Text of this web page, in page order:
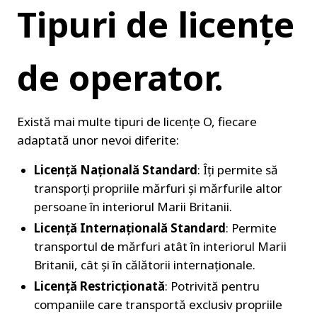
Tipuri de licențe
de operator.
Există mai multe tipuri de licențe O, fiecare
adaptată unor nevoi diferite:
Licență Națională Standard: Îți permite să
transporți propriile mărfuri și mărfurile altor
persoane în interiorul Marii Britanii.
Licență Internațională Standard: Permite
transportul de mărfuri atât în interiorul Marii
Britanii, cât și în călătorii internaționale.
Licență Restricționată: Potrivită pentru
companiile care transportă exclusiv propriile